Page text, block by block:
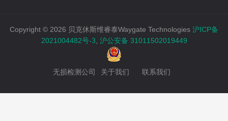
Copyright © 2026 贝克休斯维睿泰Waygate Technologies 沪ICP备
2021004482号-3, 沪公安备 31011502019449
无损检测公司 关于我们 联系我们